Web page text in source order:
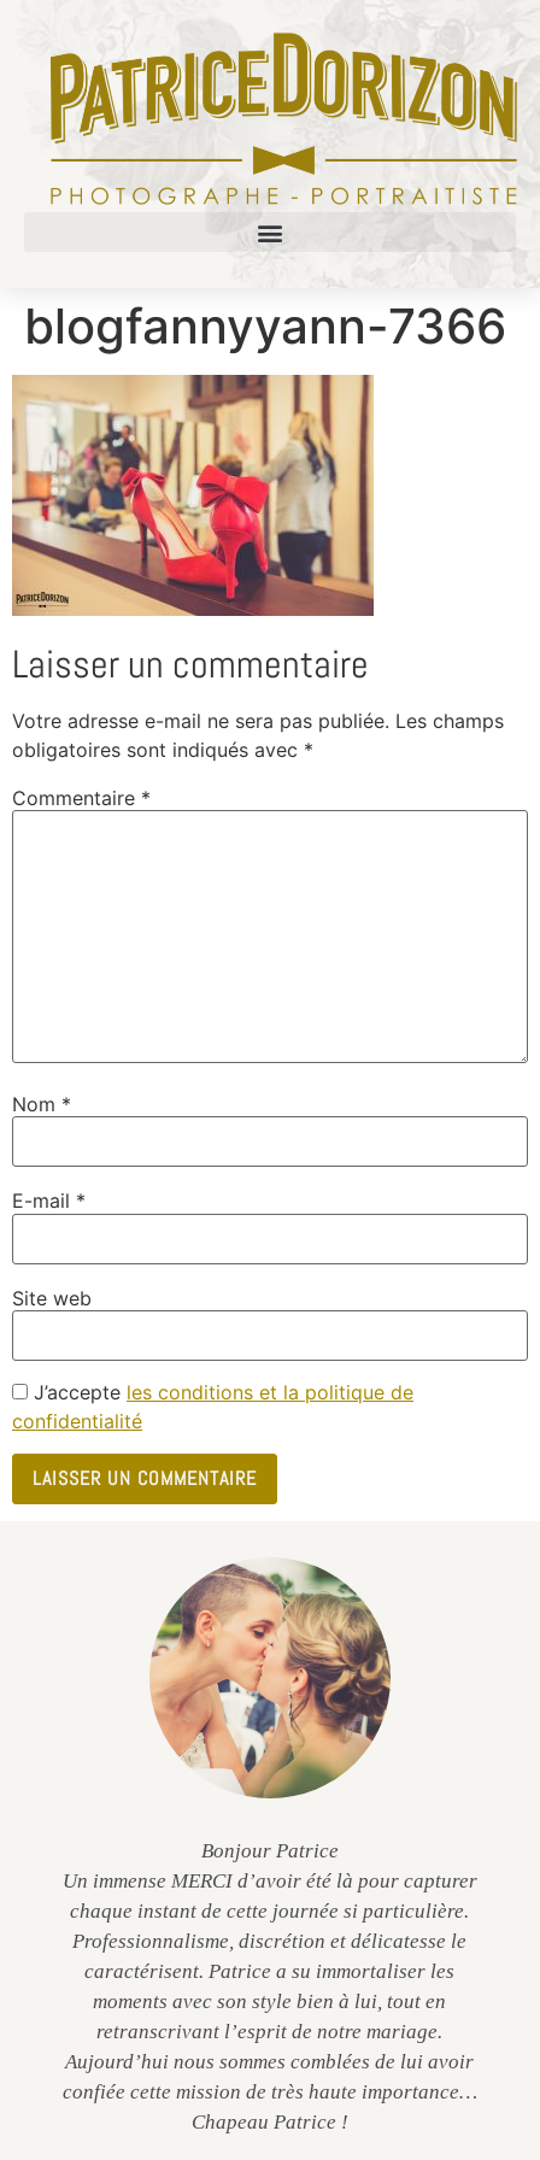
blogfannyyann-7366
Laisser un commentaire
Votre adresse e-mail ne sera pas publiée. Les champs
obligatoires sont indiqués avec *
Commentaire *
Nom *
E-mail *
Site web
J’accepte les conditions et la politique de
confidentialité
Bonjour Patrice
Un immense MERCI d’avoir été là pour capturer
chaque instant de cette journée si particulière.
Professionnalisme, discrétion et délicatesse le
caractérisent. Patrice a su immortaliser les
moments avec son style bien à lui, tout en
retranscrivant l’esprit de notre mariage.
Aujourd’hui nous sommes comblées de lui avoir
confiée cette mission de très haute importance…
Chapeau Patrice !